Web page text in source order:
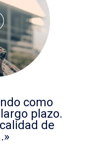
como
plazo.
de